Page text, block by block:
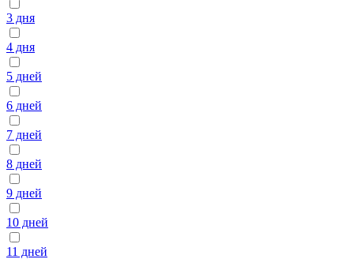
3 дня
4 дня
5 дней
6 дней
7 дней
8 дней
9 дней
10 дней
11 дней